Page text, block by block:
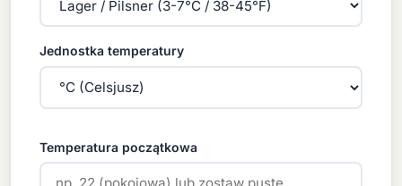
Jednostka temperatury
Temperatura początkowa